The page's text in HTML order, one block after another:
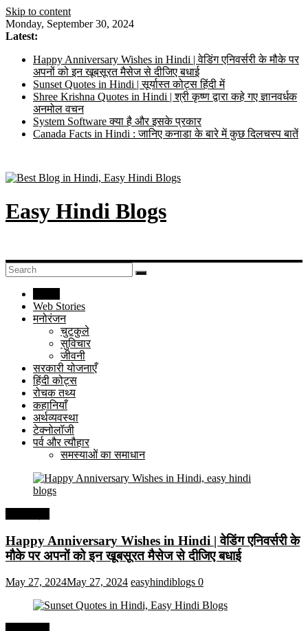
Skip to content
Monday, September 30, 2024
Latest:
Happy Anniversary Wishes in Hindi | वेडिंग एनिवर्सरी के मौके पर
अपनों को इन खूबसूरत मैसेज से दीजिए बधाई
Sunset Quotes in Hindi | सूर्यास्त कोट्स हिंदी में
Shree Krishna Quotes in Hindi | श्री कृष्ण द्वारा कहे गए ज्ञानवर्धक
अनमोल वचन
System Software क्या है और इसके प्रकार
Canada Facts in Hindi : जानिए कनाडा के बारे में कुछ दिलचस्प बातें
Easy Hindi Blogs
Web Stories
मनोरंजन
चुटकुले
सुविचार
जीवनी
सरकारी योजनाएँ
हिंदी कोट्स
रोचक तथ्य
कहानियाँ
अर्थव्यवस्था
टेक्नोलॉजी
पर्व और त्यौहार
समस्याओं का समाधान
Happy Anniversary Wishes in Hindi | वेडिंग एनिवर्सरी के
मौके पर अपनों को इन खूबसूरत मैसेज से दीजिए बधाई
May 27, 2024May 27, 2024 easyhindiblogs 0